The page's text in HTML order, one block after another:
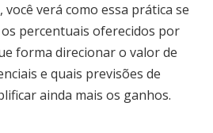
verá como essa prática se
percentuais oferecidos por
forma direcionar o valor de
e quais previsões de
ainda mais os ganhos.